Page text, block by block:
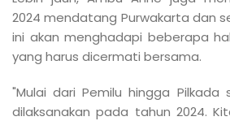
2024 mendatang Purwakarta dan
ini akan menghadapi beberapa
yang harus dicermati bersama.
"Mulai dari Pemilu hingga Pilkada
dilaksanakan pada tahun 2024.